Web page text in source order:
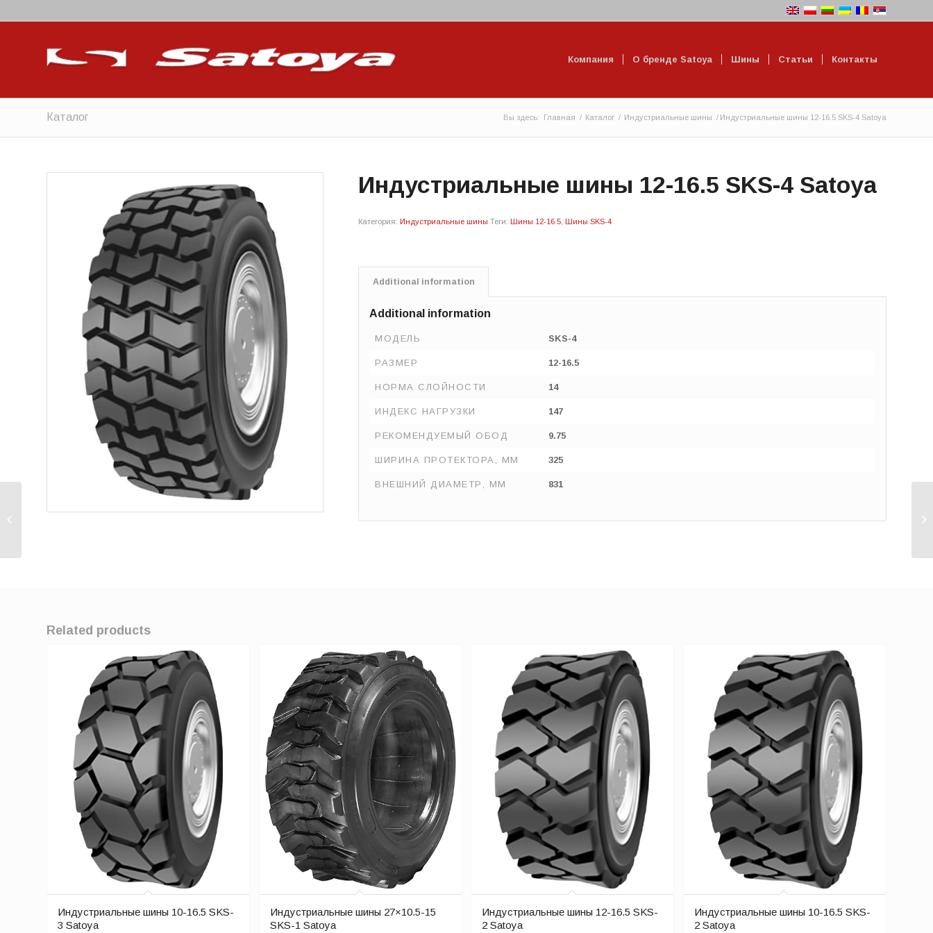
Компания О бренде Satoya Шины Статьи Контакты
Каталог Вы здесь: Главная / Каталог / Индустриальные шины / Индустриальные шины 12-16.5 SKS-4 Satoya
Индустриальные шины 12-16.5 SKS-4 Satoya
Категория: Индустриальные шины Теги: Шины 12-16.5 Шины SKS-4
Additional information
Additional information
МОДЕЛЬ SKS-4
РАЗМЕР 12-16.5
НОРМА СЛОЙНОСТИ 14
ИНДЕКС НАГРУЗКИ 147
РЕКОМЕНДУЕМЫЙ ОБОД 9.75
ШИРИНА ПРОТЕКТОРА, ММ 325
ВНЕШНИЙ ДИАМЕТР, ММ 831
Related products
Индустриальные шины 10-16.5 SKS-
3 Satoya
Индустриальные шины 27×10.5-15
SKS-1 Satoya
Индустриальные шины 12-16.5 SKS-
2 Satoya
Индустриальные шины 10-16.5 SKS-
2 Satoya